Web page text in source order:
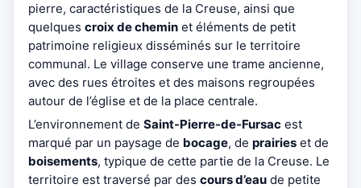
pierre, caractéristiques de la Creuse, ainsi que
quelques croix de chemin et éléments de petit
patrimoine religieux disséminés sur le territoire
communal. Le village conserve une trame ancienne,
avec des rues étroites et des maisons regroupées
autour de l’église et de la place centrale.
L’environnement de Saint-Pierre-de-Fursac est
marqué par un paysage de bocage, de prairies et de
boisements, typique de cette partie de la Creuse. Le
territoire est traversé par des cours d’eau de petite